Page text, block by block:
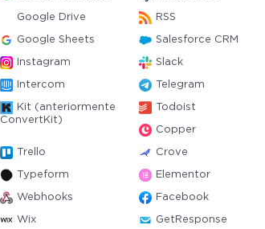
Google Drive RSS
Google Sheets Salesforce CRM
Instagram Slack
Intercom Telegram
Kit (anteriormente
ConvertKit)
Todoist
Copper
Trello Crove
Typeform Elementor
Webhooks Facebook
Wix GetResponse